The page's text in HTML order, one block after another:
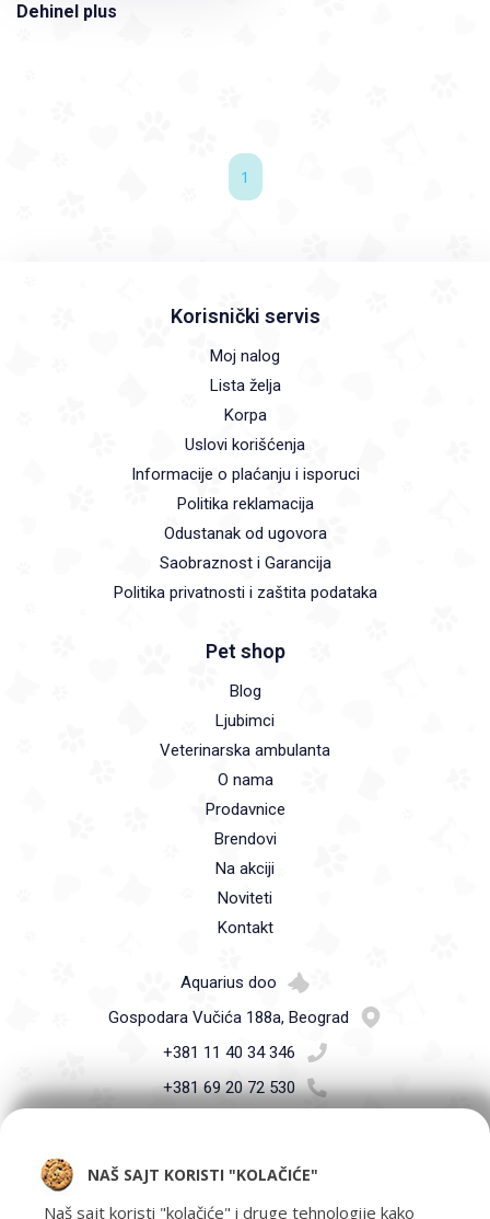
Dehinel plus
1
Korisnički servis
Moj nalog
Lista želja
Korpa
Uslovi korišćenja
Informacije o plaćanju i isporuci
Politika reklamacija
Odustanak od ugovora
Saobraznost i Garancija
Politika privatnosti i zaštita podataka
Pet shop
Blog
Ljubimci
Veterinarska ambulanta
O nama
Prodavnice
Brendovi
Na akciji
Noviteti
Kontakt
Aquarius doo
Gospodara Vučića 188a, Beograd
+381 11 40 34 346
+381 69 20 72 530
NAŠ SAJT KORISTI "KOLAČIĆE"
Naš sajt koristi "kolačiće" i druge tehnologije kako